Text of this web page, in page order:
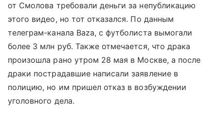
от Смолова требовали деньги за непубликацию
этого видео, но тот отказался. По данным
телеграм-канала Baza, с футболиста вымогали
более 3 млн руб. Также отмечается, что драка
произошла рано утром 28 мая в Москве, а после
драки пострадавшие написали заявление в
полицию, но им пришел отказ в возбуждении
уголовного дела.